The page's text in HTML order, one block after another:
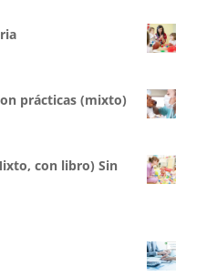
prácticas (mixto)
con libro) Sin